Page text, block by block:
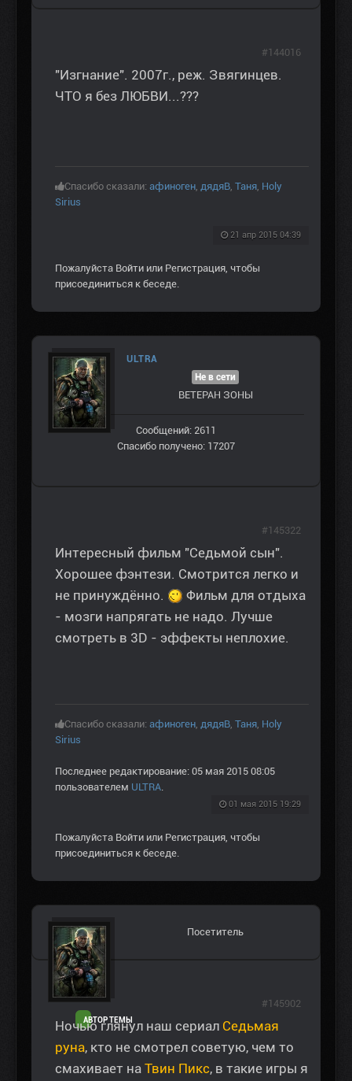
"Изгнание". 2007г., реж. Звягинцев.
ЧТО я без ЛЮБВИ...???
Спасибо сказали: афиноген дядяВ Таня Holy
Sirius
21 апр 2015 04:39
#144016
Пожалуйста Войти или Регистрация , чтобы
присоединиться к беседе.
ULTRA
Не в сети
ВЕТЕРАН ЗOНЫ
Сообщений: 2611
Спасибо получено: 17207
Интересный фильм "Седьмой сын".
Хорошее фэнтези. Смотрится легко и
не принуждённо.
Фильм для отдыха
- мозги напрягать не надо. Лучше
смотреть в 3D - эффекты неплохие.
Спасибо сказали: афиноген дядяВ Таня Holy
Sirius
Последнее редактирование: 05 мая 2015 08:05
пользователем ULTRA
01 мая 2015 19:29
#145322
Пожалуйста Войти или Регистрация , чтобы
присоединиться к беседе.
АВТОР ТЕМЫ
Посетитель
Ночью глянул наш сериал Седьмая
руна, кто не смотрел советую, чем то
смахивает на Твин Пикс, в такие игры я
#145902